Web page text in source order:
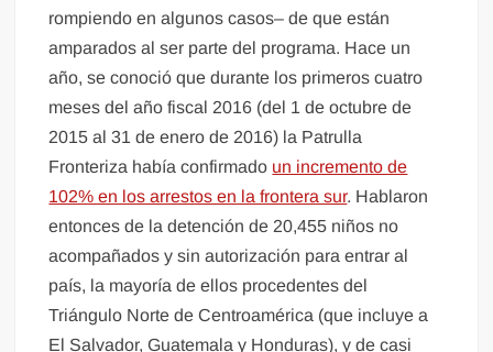
rompiendo en algunos casos– de que están
amparados al ser parte del programa. Hace un
año, se conoció que durante los primeros cuatro
meses del año fiscal 2016 (del 1 de octubre de
2015 al 31 de enero de 2016) la Patrulla
Fronteriza había confirmado un incremento de
102% en los arrestos en la frontera sur. Hablaron
entonces de la detención de 20,455 niños no
acompañados y sin autorización para entrar al
país, la mayoría de ellos procedentes del
Triángulo Norte de Centroamérica (que incluye a
El Salvador, Guatemala y Honduras), y de casi